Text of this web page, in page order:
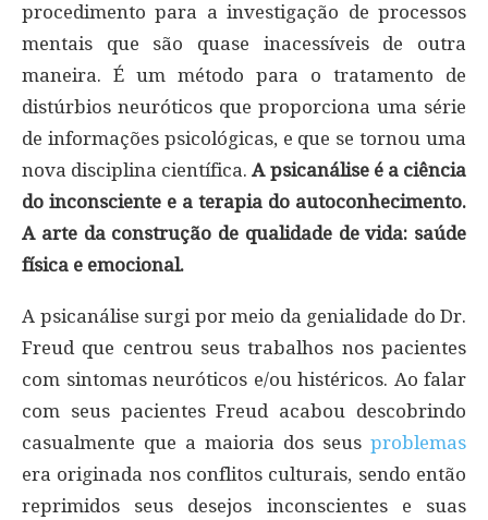
procedimento para a investigação de processos
mentais que são quase inacessíveis de outra
maneira. É um método para o tratamento de
distúrbios neuróticos que proporciona uma série
de informações psicológicas, e que se tornou uma
nova disciplina científica.A psicanálise é a ciência
do inconsciente e a terapia do autoconhecimento.
A arte da construção de qualidade de vida: saúde
física e emocional.
A psicanálise surgi por meio da genialidade do Dr.
Freud que centrou seus trabalhos nos pacientes
com sintomas neuróticos e/ou histéricos. Ao falar
com seus pacientes Freud acabou descobrindo
casualmente que a maioria dos seus problemas
era originada nos conflitos culturais, sendo então
reprimidos seus desejos inconscientes e suas